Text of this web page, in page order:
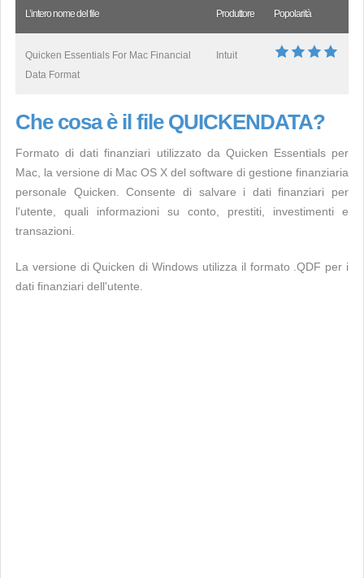
L’intero nome del file Produttore Popolarità
Quicken Essentials For Mac Financial
Data Format
Intuit
Che cosa è il file QUICKENDATA?
Formato di dati finanziari utilizzato da Quicken Essentials per
Mac, la versione di Mac OS X del software di gestione finanziaria
personale Quicken. Consente di salvare i dati finanziari per
l'utente, quali informazioni su conto, prestiti, investimenti e
transazioni.
La versione di Quicken di Windows utilizza il formato .QDF per i
dati finanziari dell'utente.